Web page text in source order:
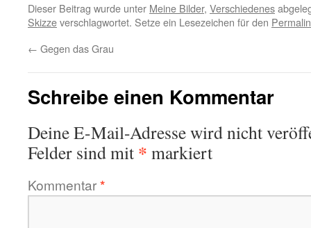
Dieser Beitrag wurde unter Meine Bilder, Verschiedenes
Skizzeverschlagwortet. Setze ein Lesezeichen für den
← Gegen das Grau
Schreibe einen Kommentar
Deine E-Mail-Adresse wird nicht
Felder sind mit * markiert
Kommentar*